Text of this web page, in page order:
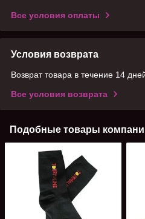
Все условия оплаты
Условия возврата
Возврат товара в течение 14
Все условия возврата
Подобные товары